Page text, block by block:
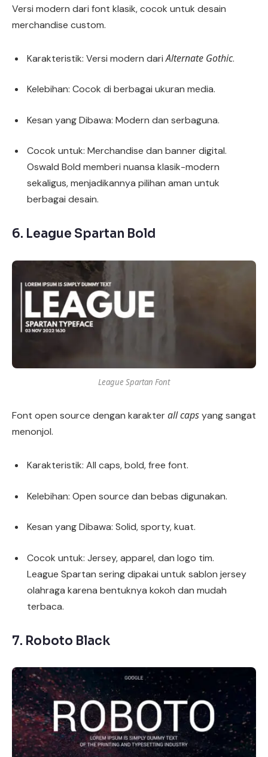
Versi modern dari font klasik, cocok untuk desain
merchandise custom.
Karakteristik: Versi modern dariAlternate Gothic.
Kelebihan: Cocok di berbagai ukuran media.
Kesan yang Dibawa: Modern dan serbaguna.
Cocok untuk: Merchandise dan banner digital.
Oswald Bold memberi nuansa klasik-modern
sekaligus, menjadikannya pilihan aman untuk
berbagai desain.
6. League Spartan Bold
League Spartan Font
Font open source dengan karakterall capsyang sangat
menonjol.
Karakteristik: All caps, bold, free font.
Kelebihan: Open source dan bebas digunakan.
Kesan yang Dibawa: Solid, sporty, kuat.
Cocok untuk: Jersey, apparel, dan logo tim.
League Spartan sering dipakai untuk sablon jersey
olahraga karena bentuknya kokoh dan mudah
terbaca.
7. Roboto Black